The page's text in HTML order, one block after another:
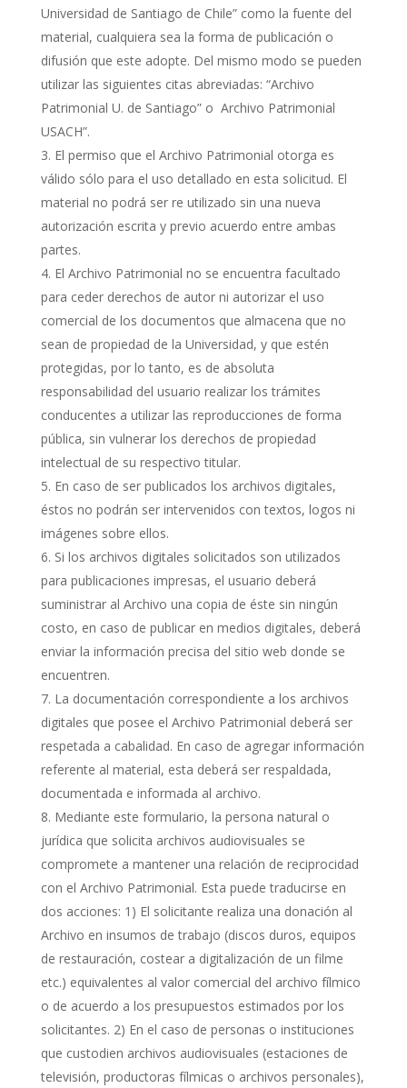
Universidad de Santiago de Chile” como la fuente del
material, cualquiera sea la forma de publicación o
difusión que este adopte. Del mismo modo se pueden
utilizar las siguientes citas abreviadas: “Archivo
Patrimonial U. de Santiago” o Archivo Patrimonial
USACH”.
El permiso que el Archivo Patrimonial otorga es
válido sólo para el uso detallado en esta solicitud. El
material no podrá ser re utilizado sin una nueva
autorización escrita y previo acuerdo entre ambas
partes.
El Archivo Patrimonial no se encuentra facultado
para ceder derechos de autor ni autorizar el uso
comercial de los documentos que almacena que no
sean de propiedad de la Universidad, y que estén
protegidas, por lo tanto, es de absoluta
responsabilidad del usuario realizar los trámites
conducentes a utilizar las reproducciones de forma
pública, sin vulnerar los derechos de propiedad
intelectual de su respectivo titular.
En caso de ser publicados los archivos digitales,
éstos no podrán ser intervenidos con textos, logos ni
imágenes sobre ellos.
Si los archivos digitales solicitados son utilizados
para publicaciones impresas, el usuario deberá
suministrar al Archivo una copia de éste sin ningún
costo, en caso de publicar en medios digitales, deberá
enviar la información precisa del sitio web donde se
encuentren.
La documentación correspondiente a los archivos
digitales que posee el Archivo Patrimonial deberá ser
respetada a cabalidad. En caso de agregar información
referente al material, esta deberá ser respaldada,
documentada e informada al archivo.
Mediante este formulario, la persona natural o
jurídica que solicita archivos audiovisuales se
compromete a mantener una relación de reciprocidad
con el Archivo Patrimonial. Esta puede traducirse en
dos acciones: 1) El solicitante realiza una donación al
Archivo en insumos de trabajo (discos duros, equipos
de restauración, costear a digitalización de un filme
etc.) equivalentes al valor comercial del archivo fílmico
o de acuerdo a los presupuestos estimados por los
solicitantes. 2) En el caso de personas o instituciones
que custodien archivos audiovisuales (estaciones de
televisión, productoras fílmicas o archivos personales),